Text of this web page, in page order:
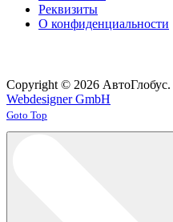
Реквизиты
О конфиденциальности
Copyright © 2026 АвтоГлобус.
Webdesigner GmbH
Joomla! 3 Templates
Goto Top